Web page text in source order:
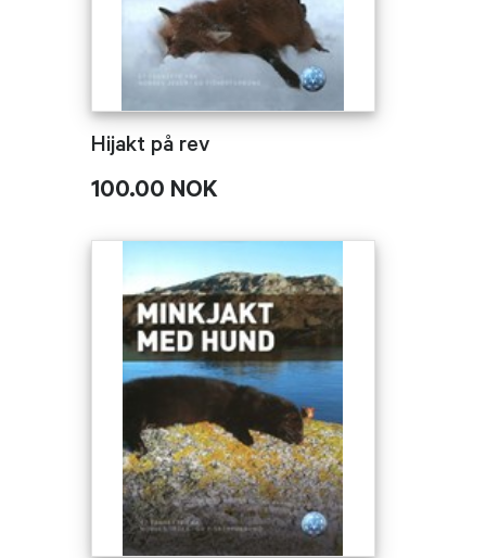
Hijakt på rev
100.00 NOK